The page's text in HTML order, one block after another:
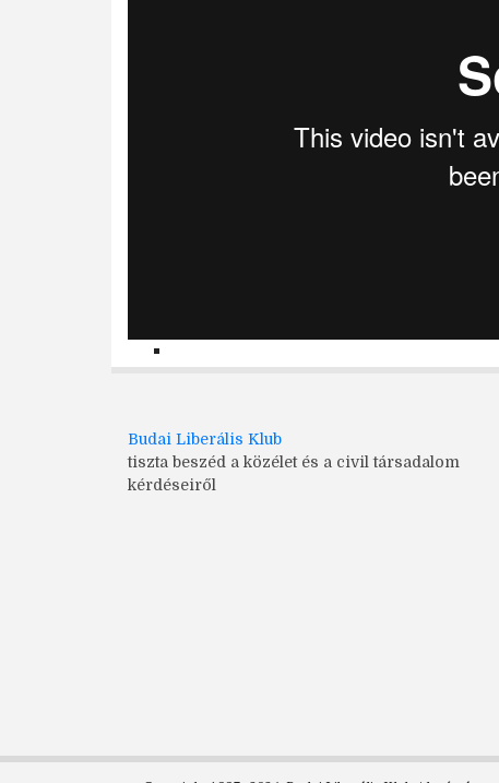
Budai Liberális Klub
tiszta beszéd a közélet és a civil társadalom
kérdéseiről